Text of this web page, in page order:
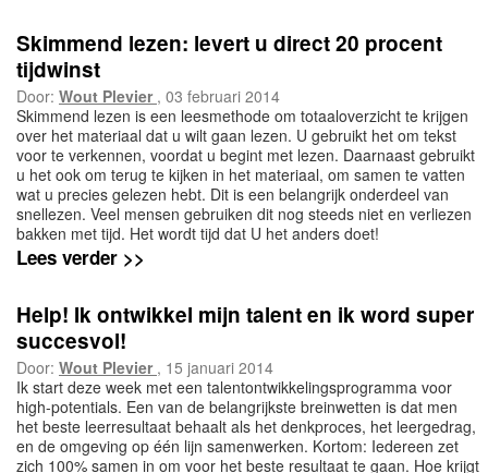
Skimmend lezen: levert u direct 20 procent
tijdwinst
Door: Wout Plevier , 03 februari 2014
Skimmend lezen is een leesmethode om totaaloverzicht te krijgen
over het materiaal dat u wilt gaan lezen. U gebruikt het om tekst
voor te verkennen, voordat u begint met lezen. Daarnaast gebruikt
u het ook om terug te kijken in het materiaal, om samen te vatten
wat u precies gelezen hebt. Dit is een belangrijk onderdeel van
snellezen. Veel mensen gebruiken dit nog steeds niet en verliezen
bakken met tijd. Het wordt tijd dat U het anders doet!
Lees verder >>
Help! Ik ontwikkel mijn talent en ik word super
succesvol!
Door: Wout Plevier , 15 januari 2014
Ik start deze week met een talentontwikkelingsprogramma voor
high-potentials. Een van de belangrijkste breinwetten is dat men
het beste leerresultaat behaalt als het denkproces, het leergedrag,
en de omgeving op één lijn samenwerken. Kortom: Iedereen zet
zich 100% samen in om voor het beste resultaat te gaan. Hoe krijgt